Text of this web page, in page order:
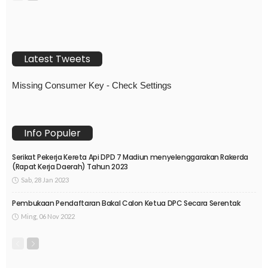
Latest Tweets
Missing Consumer Key - Check Settings
Info Populer
Serikat Pekerja Kereta Api DPD 7 Madiun menyelenggarakan Rakerda
(Rapat Kerja Daerah) Tahun 2023
Sab, 28 Jan 2023
Pembukaan Pendaftaran Bakal Calon Ketua DPC Secara Serentak
Ming, 06 Nov 2022